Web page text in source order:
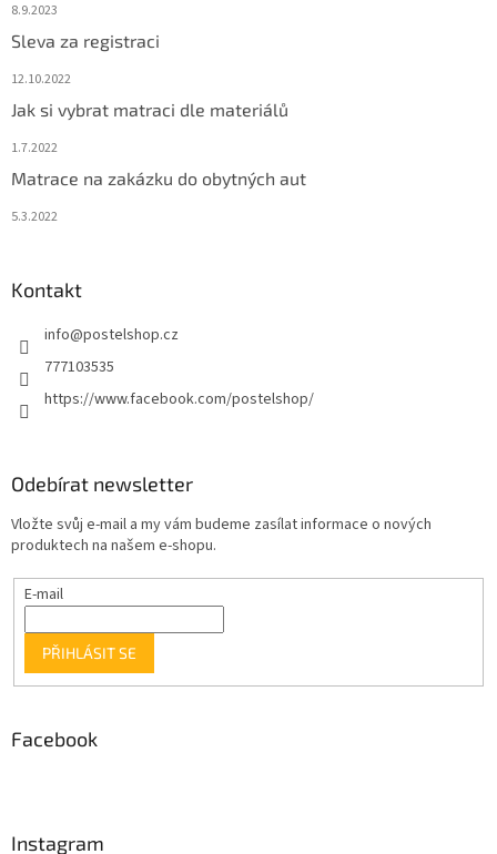
8.9.2023
Sleva za registraci
12.10.2022
Jak si vybrat matraci dle materiálů
1.7.2022
Matrace na zakázku do obytných aut
5.3.2022
Kontakt
info@postelshop.cz
777103535
https://www.facebook.com/postelshop/
Odebírat newsletter
Vložte svůj e-mail a my vám budeme zasílat informace o nových
produktech na našem e-shopu.
E-mail
PŘIHLÁSIT SE
Facebook
Instagram